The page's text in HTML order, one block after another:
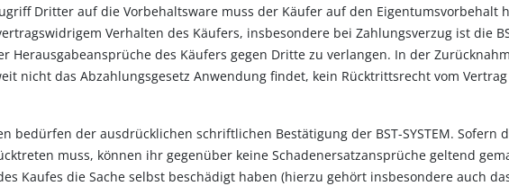
Dritter auf die Vorbehaltsware muss der Käufer auf den Eigentumsvorbehalt
Verhalten des Käufers, insbesondere bei Zahlungsverzug ist die
Herausgabeansprüche des Käufers gegen Dritte zu verlangen. In der
nicht das Abzahlungsgesetz Anwendung findet, kein Rücktrittsrecht vom
bedürfen der ausdrücklichen schriftlichen Bestätigung der BST-SYSTEM. Sofern
muss, können ihr gegenüber keine Schadenersatzansprüche geltend
Kaufes die Sache selbst beschädigt haben (hierzu gehört insbesondere auch